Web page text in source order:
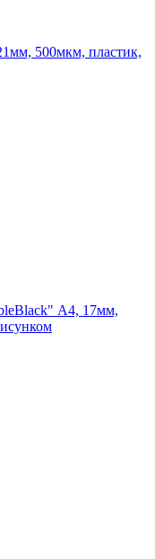
500мкм, пластик,
А4, 17мм,